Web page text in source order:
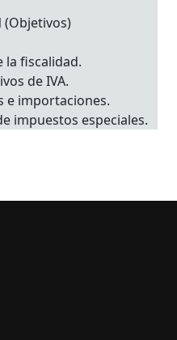
(Objetivos)
la fiscalidad.
de IVA.
e importaciones.
impuestos especiales.